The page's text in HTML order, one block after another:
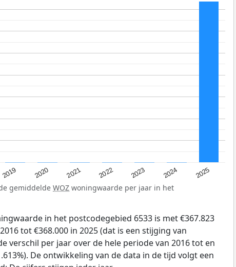
2019 2020 2021 2022 2023 2024 2025
gemiddelde WOZ woningwaarde per jaar in het
in het postcodegebied 6533 is met €367.823
tot €368.000 in 2025 (dat is een stijging van
verschil per jaar over de hele periode van 2016 tot en
De ontwikkeling van de data in de tijd volgt een